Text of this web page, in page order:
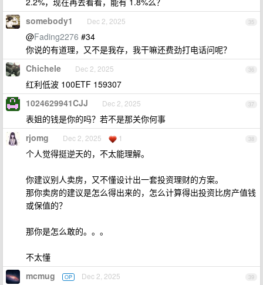
35
somebody1 Dec 2, 2025
@Fading2276 #34
你说的有道理，又不是我存，我干嘛还费劲打电话问呢？
36
Chichele Dec 2, 2025
红利低波 100ETF 159307
37
1024629941CJJ Dec 2, 2025
表姐的钱是你的吗？若不是那关你何事
38
rjomg Dec 2, 2025 1
个人觉得挺逆天的，不太能理解。
你建议别人卖房，又不懂设计出一套投资理财的方案。
那你卖房的建议是怎么得出来的，怎么计算得出投资比房产值钱
或保值的？
那你是怎么敢的。。。
不太懂
39
mcmug OP Dec 2, 2025